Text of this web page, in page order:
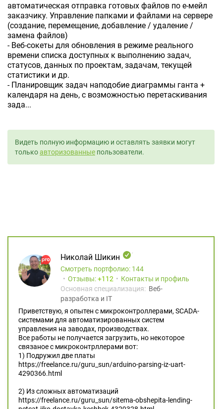
автоматическая отправка готовых файлов по е-мейл
заказчику. Управление папками и файлами на сервере
(создание, перемещение, добавление / удаление /
замена файлов)
- Веб-сокеты для обновления в режиме реального
времени списка доступных к выполнению задач,
статусов, данных по проектам, задачам, текущей
статистики и др.
- Планировщик задач наподобие диаграммы ганта +
календаря на день, с возможностью перетаскивания
зада...
Видеть полную информацию и оставлять заявки могут
толькоавторизованные пользователи.
Николай Шикин
Смотреть портфолио: 144
Отзывы:
112
Контакты и профиль
Основная специализация: Веб-
разработка и IT
Приветствую, я опытен с микроконтроллерами, SCADA-
системами для автоматизированных систем
управления на заводах, производствах.
Все работы не получается загрузить, но некоторое
связаное с микроконтрллерами вот:
1) Подружил две платы
https://freelance.ru/guru_sun/arduino-parsing-iz-uart-
4290366.html
2) Из сложных автоматизаций
https://freelance.ru/guru_sun/sitema-obshepita-lending-